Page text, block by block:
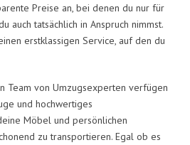
Preise an, bei denen du nur für
auch tatsächlich in Anspruch nimmst.
erstklassigen Service, auf den du
Team von Umzugsexperten verfügen
und hochwertiges
Möbel und persönlichen
zu transportieren. Egal ob es